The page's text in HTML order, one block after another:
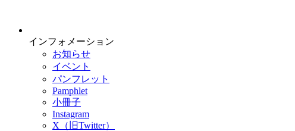
インフォメーション
お知らせ
イベント
パンフレット
Pamphlet
小冊子
Instagram
X（旧Twitter）